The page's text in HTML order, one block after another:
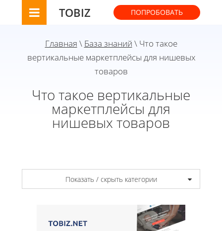
TOBIZ ПОПРОБОВАТЬ
Главная \ База знаний \ Что такое
вертикальные маркетплейсы для нишевых
товаров
Что такое вертикальные
маркетплейсы для
нишевых товаров
Показать / скрыть категории